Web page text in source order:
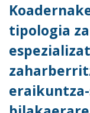
tipologia